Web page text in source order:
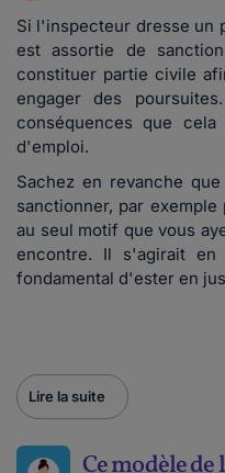
Si l'inspecteur dresse un
est assortie de
constituer partie civile
engager des
conséquences que
d'emploi.
Sachez en revanche
sanctionner, par
au seul motif que vous
encontre. Il s'agirait
fondamental d'ester en
Lire la suite
Ce modèle